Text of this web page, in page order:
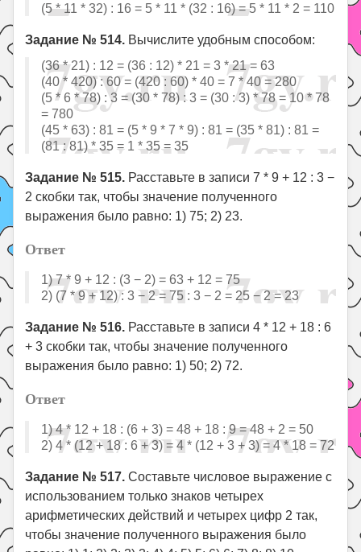
(5 * 11 * 32) : 16 = 5 * 11 * (32 : 16) = 5 * 11 * 2 = 110
Задание № 514. Вычислите удобным способом:
(36 * 21) : 12 = (36 : 12) * 21 = 3 * 21 = 63
(40 * 420) : 60 = (420 : 60) * 40 = 7 * 40 = 280
(5 * 6 * 78) : 3 = (30 * 78) : 3 = (30 : 3) * 78 = 10 * 78
= 780
(45 * 63) : 81 = (5 * 9 * 7 * 9) : 81 = (35 * 81) : 81 =
(81 : 81) * 35 = 1 * 35 = 35
Задание № 515. Расставьте в записи 7 * 9 + 12 : 3 −
2 скобки так, чтобы значение полученного
выражения было равно: 1) 75; 2) 23.
Ответ
1) 7 * 9 + 12 : (3 − 2) = 63 + 12 = 75
2) (7 * 9 + 12) : 3 − 2 = 75 : 3 − 2 = 25 − 2 = 23
Задание № 516. Расставьте в записи 4 * 12 + 18 : 6
+ 3 скобки так, чтобы значение полученного
выражения было равно: 1) 50; 2) 72.
Ответ
1) 4 * 12 + 18 : (6 + 3) = 48 + 18 : 9 = 48 + 2 = 50
2) 4 * (12 + 18 : 6 + 3) = 4 * (12 + 3 + 3) = 4 * 18 = 72
Задание № 517. Составьте числовое выражение с
использованием только знаков четырех
арифметических действий и четырех цифр 2 так,
чтобы значение полученного выражения было